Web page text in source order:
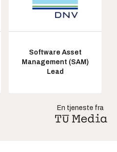
Software Asset
Management (SAM)
Lead
En tjeneste fra